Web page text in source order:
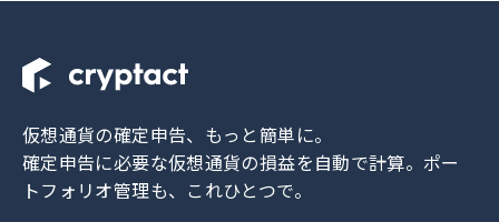
仮想通貨の確定申告、もっと簡単に。
確定申告に必要な仮想通貨の損益を自動で計算。 ポー
トフォリオ管理も、これひとつで。